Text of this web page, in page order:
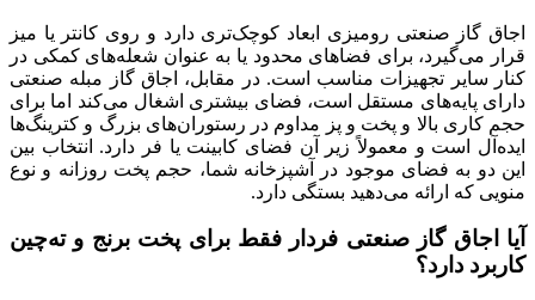
اجاق گاز صنعتی رومیزی ابعاد کوچک‌تری دارد و روی کانتر یا میز
قرار می‌گیرد، برای فضاهای محدود یا به عنوان شعله‌های کمکی در
کنار سایر تجهیزات مناسب است. در مقابل، اجاق گاز مبله صنعتی
دارای پایه‌های مستقل است، فضای بیشتری اشغال می‌کند اما برای
حجم کاری بالا و پخت و پز مداوم در رستوران‌های بزرگ و کترینگ‌ها
ایده‌آل است و معمولاً زیر آن فضای کابینت یا فر دارد. انتخاب بین
این دو به فضای موجود در آشپزخانه شما، حجم پخت روزانه و نوع
منویی که ارائه می‌دهید بستگی دارد.
آیا اجاق گاز صنعتی فردار فقط برای پخت برنج و ته‌چین
کاربرد دارد؟